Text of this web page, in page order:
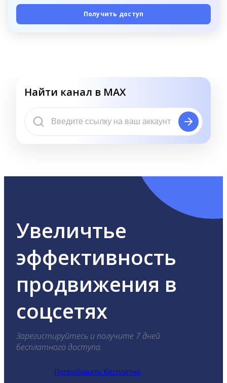
Получить доступ
Найти канал в MAX
Увеличтье
эффективность
продвижения в
соцсетях
Зарегистируйтесь и получите 7 дней
бесплатного доступа.
Попробовать бесплатно